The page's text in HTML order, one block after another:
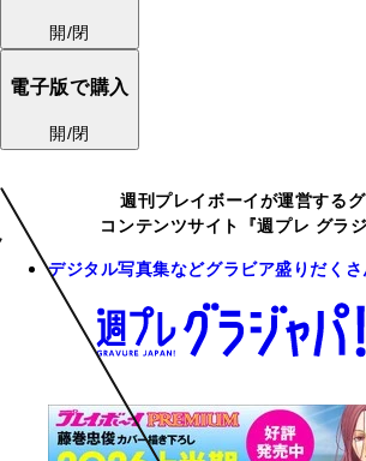
開/閉
電子版で購入
開/閉
週刊プレイボーイが運営する
コンテンツサイト『週プレ グラジ
デジタル写真集などグラビア盛りだくさ